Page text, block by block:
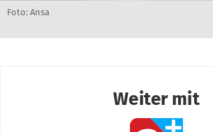
Foto: Ansa